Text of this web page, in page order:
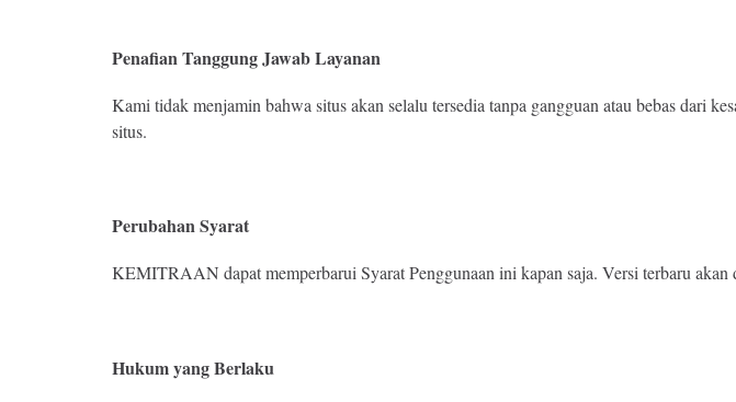
Penafian Tanggung Jawab Layanan
Kami tidak menjamin bahwa situs akan selalu tersedia tanpa gangguan atau bebas dari
situs.
Perubahan Syarat
KEMITRAAN dapat memperbarui Syarat Penggunaan ini kapan saja. Versi terbaru
Hukum yang Berlaku